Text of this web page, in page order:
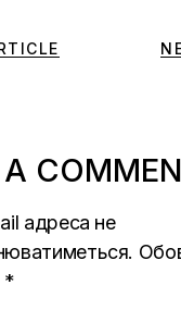
адреса не
*